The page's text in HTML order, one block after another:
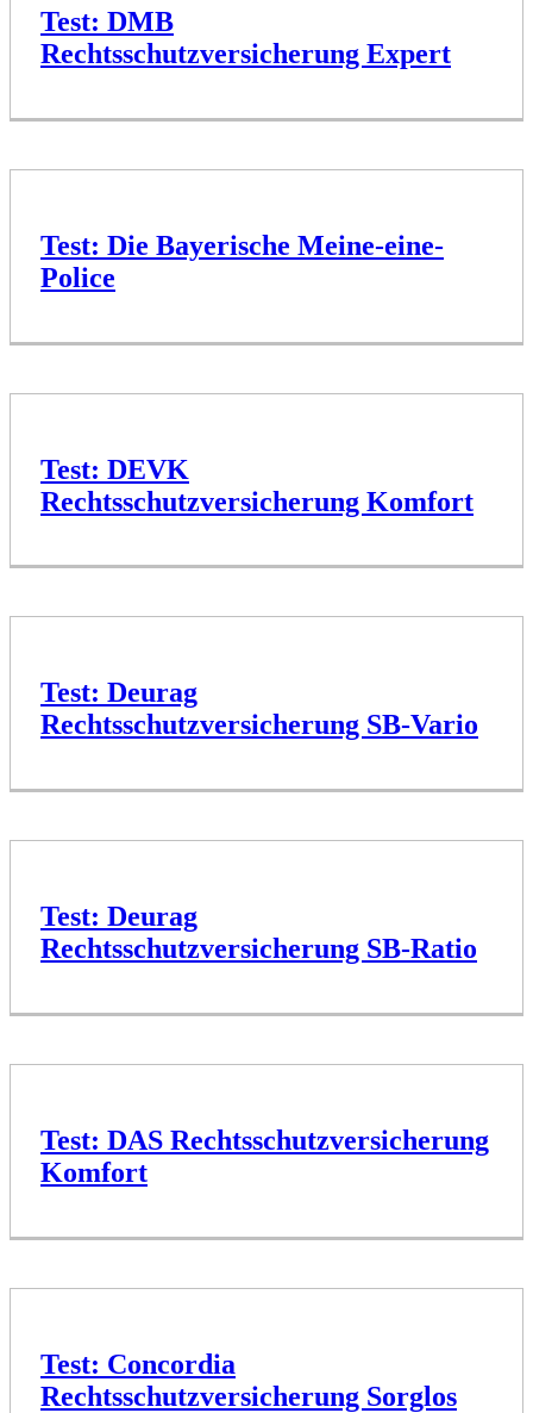
Test: DMB
Rechtsschutzversicherung Expert
Test: Die Bayerische Meine-eine-
Police
Test: DEVK
Rechtsschutzversicherung Komfort
Test: Deurag
Rechtsschutzversicherung SB-Vario
Test: Deurag
Rechtsschutzversicherung SB-Ratio
Test: DAS Rechtsschutzversicherung
Komfort
Test: Concordia
Rechtsschutzversicherung Sorglos